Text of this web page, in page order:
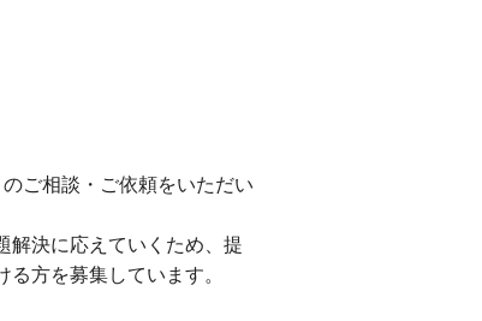
ご相談・ご依頼をいただい
解決に応えていくため、提
方を募集しています。